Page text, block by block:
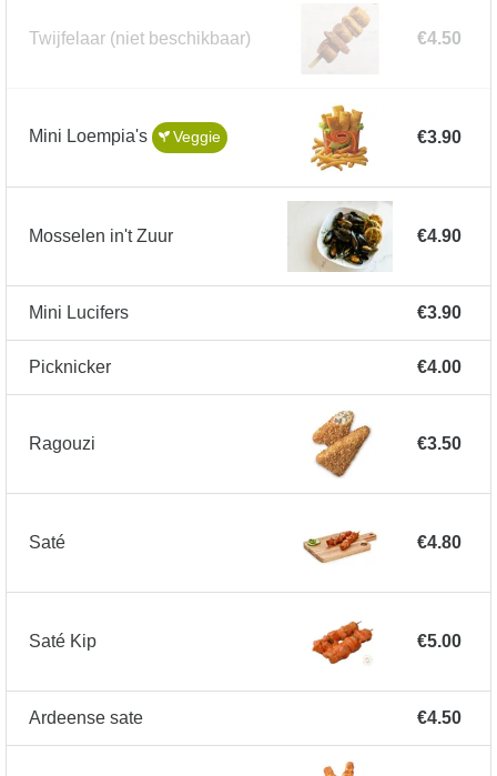
Twijfelaar (niet beschikbaar) €4.50
Mini Loempia's Veggie €3.90
Mosselen in't Zuur €4.90
Mini Lucifers €3.90
Picknicker €4.00
Ragouzi €3.50
Saté €4.80
Saté Kip €5.00
Ardeense sate €4.50